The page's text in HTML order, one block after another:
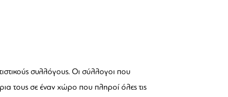
συλλόγους. Οι σύλλογοι που
τους σε έναν χώρο που πληροί όλες τις